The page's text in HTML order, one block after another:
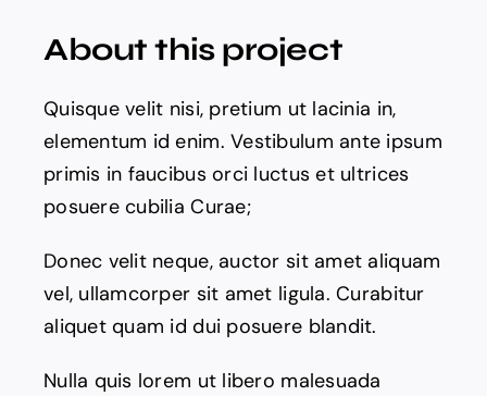
About this project
Quisque velit nisi, pretium ut lacinia in,
elementum id enim. Vestibulum ante ipsum
primis in faucibus orci luctus et ultrices
posuere cubilia Curae;
Donec velit neque, auctor sit amet aliquam
vel, ullamcorper sit amet ligula. Curabitur
aliquet quam id dui posuere blandit.
Nulla quis lorem ut libero malesuada